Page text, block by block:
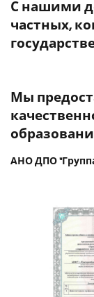
С нашими
частных,
Мы
АНО ДПО